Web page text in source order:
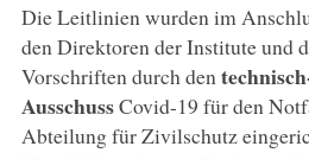
Die Leitlinien wurden im
den Direktoren der Institute und
Vorschriften durch den
AusschussCovid-19 für den
Abteilung für Zivilschutz